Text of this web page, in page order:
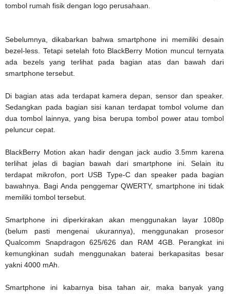
tombol rumah fisik dengan logo perusahaan.
Sebelumnya, dikabarkan bahwa smartphone ini memiliki desain
bezel-less. Tetapi setelah foto BlackBerry Motion muncul ternyata
ada bezels yang terlihat pada bagian atas dan bawah dari
smartphone tersebut.
Di bagian atas ada terdapat kamera depan, sensor dan speaker.
Sedangkan pada bagian sisi kanan terdapat tombol volume dan
dua tombol lainnya, yang bisa berupa tombol power atau tombol
peluncur cepat.
BlackBerry Motion akan hadir dengan jack audio 3.5mm karena
terlihat jelas di bagian bawah dari smartphone ini. Selain itu
terdapat mikrofon, port USB Type-C dan speaker pada bagian
bawahnya. Bagi Anda penggemar QWERTY, smartphone ini tidak
memiliki tombol tersebut.
Smartphone ini diperkirakan akan menggunakan layar 1080p
(belum pasti mengenai ukurannya), menggunakan prosesor
Qualcomm Snapdragon 625/626 dan RAM 4GB. Perangkat ini
kemungkinan sudah menggunakan baterai berkapasitas besar
yakni 4000 mAh.
Smartphone ini kabarnya bisa tahan air, maka banyak yang